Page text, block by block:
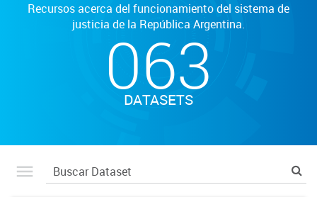
Recursos acerca del funcionamiento del sistema de
justicia de la República Argentina.
063
DATASETS